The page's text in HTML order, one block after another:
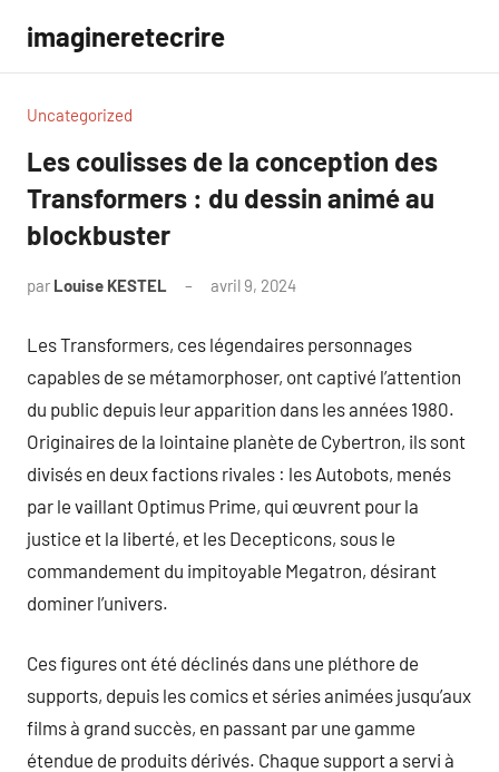
contenu
imagineretecrire
Uncategorized
Les coulisses de la conception des
Transformers : du dessin animé au
blockbuster
par Louise KESTEL avril 9, 2024
Les Transformers, ces légendaires personnages
capables de se métamorphoser, ont captivé l’attention
du public depuis leur apparition dans les années 1980.
Originaires de la lointaine planète de Cybertron, ils sont
divisés en deux factions rivales : les Autobots, menés
par le vaillant Optimus Prime, qui œuvrent pour la
justice et la liberté, et les Decepticons, sous le
commandement du impitoyable Megatron, désirant
dominer l’univers.
Ces figures ont été déclinés dans une pléthore de
supports, depuis les comics et séries animées jusqu’aux
films à grand succès, en passant par une gamme
étendue de produits dérivés. Chaque support a servi à